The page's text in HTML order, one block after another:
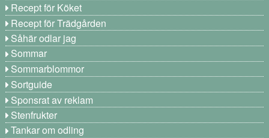
Recept för Köket
Recept för Trädgården
Såhär odlar jag
Sommar
Sommarblommor
Sortguide
Sponsrat av reklam
Stenfrukter
Tankar om odling